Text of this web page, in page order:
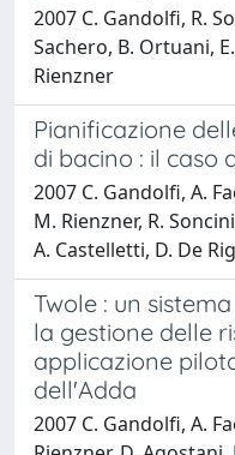
2007 C. Gandolfi, R.
Sachero, B. Ortuani,
Rienzner
Pianificazione
di bacino : il caso
2007 C. Gandolfi, A.
M. Rienzner, R.
A. Castelletti, D. De
Twole : un
la gestione delle
applicazione
dell'Adda
2007 C. Gandolfi, A.